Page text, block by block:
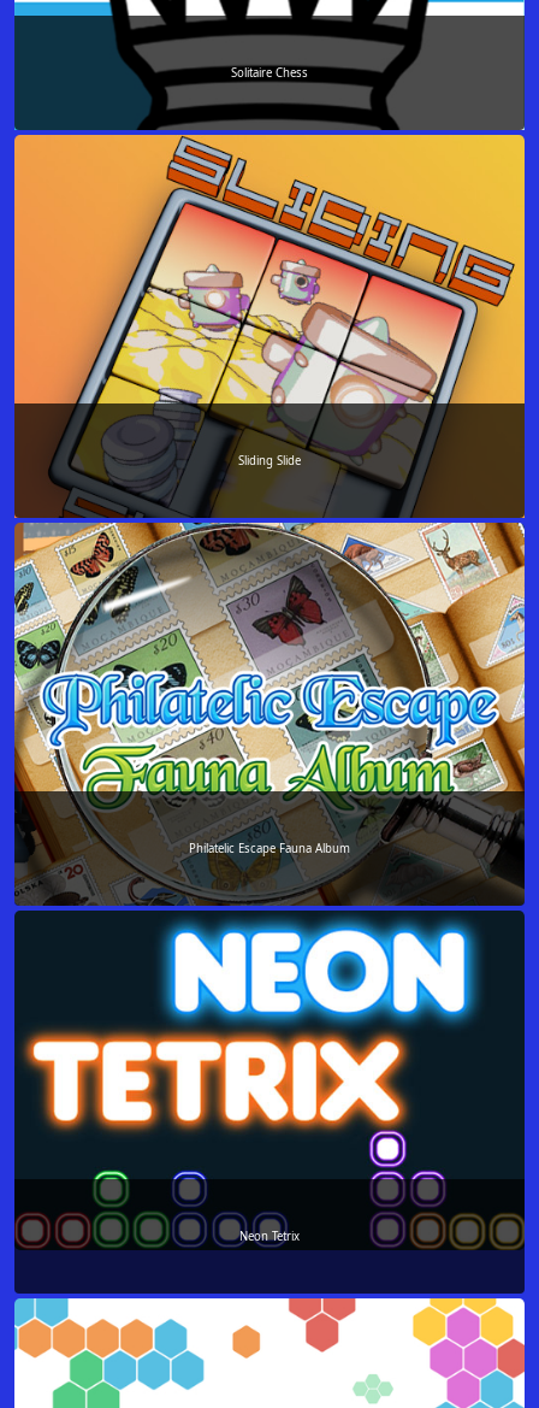
Solitaire Chess
Sliding Slide
Philatelic Escape Fauna Album
Neon Tetrix